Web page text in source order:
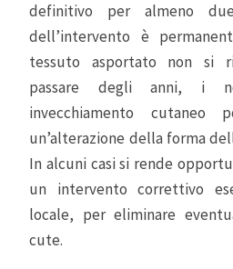
definitivo per almeno
dell’intervento è
tessuto asportato non si
passare degli anni, i
invecchiamento cutaneo
un’alterazione della forma
In alcuni casi si rende
un intervento correttivo
locale, per eliminare
cute.